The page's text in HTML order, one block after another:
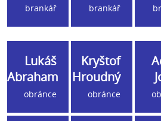
brankář brankář
Lukáš
Abraham
obránce
Kryštof
Hroudný
obránce